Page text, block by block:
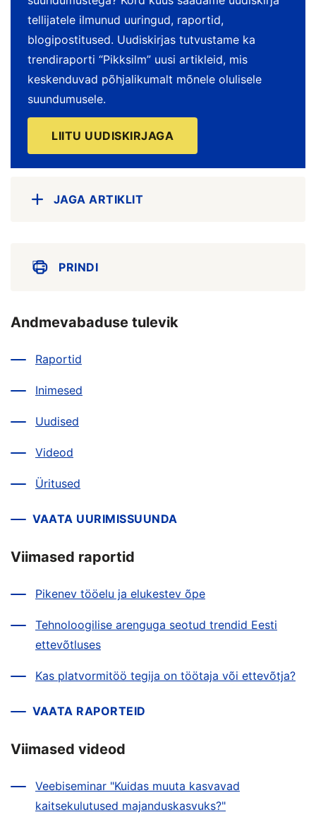
tellijatele ilmunud uuringud, raportid,
blogipostitused. Uudiskirjas tutvustame ka
trendiraporti “Pikksilm” uusi artikleid, mis
keskenduvad põhjalikumalt mõnele olulisele
suundumusele.
LIITU UUDISKIRJAGA
JAGA ARTIKLIT
PRINDI
Andmevabaduse tulevik
Raportid
Inimesed
Uudised
Videod
Üritused
VAATA UURIMISSUUNDA
Viimased raportid
Pikenev tööelu ja elukestev õpe
Tehnoloogilise arenguga seotud trendid Eesti
ettevõtluses
Kas platvormitöö tegija on töötaja või ettevõtja?
VAATA RAPORTEID
Viimased videod
Veebiseminar "Kuidas muuta kasvavad
kaitsekulutused majanduskasvuks?"